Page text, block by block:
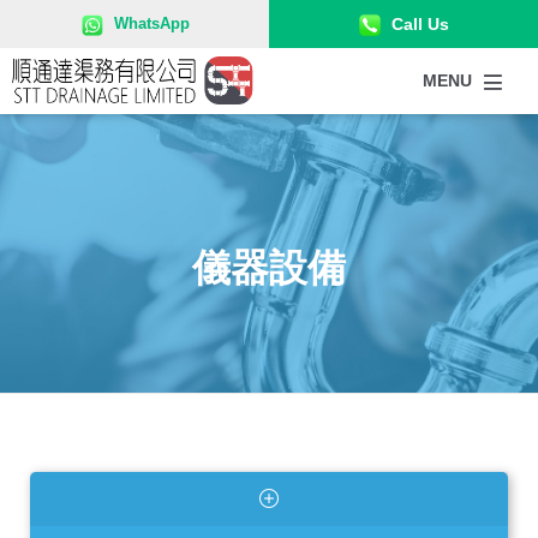
52715858 WhatsApp Call Us
MENU
儀器設備